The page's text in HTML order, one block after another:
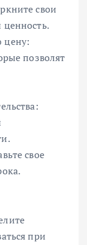
свои
цену:
позволят
свое
при